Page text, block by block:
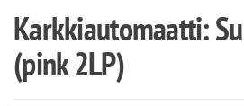
Karkkiautomaatti:
(pink 2LP)